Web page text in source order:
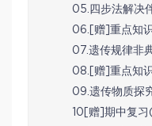
05.四步法解决
06.[赠]重点知
07.遗传规律非
08.[赠]重点知
09.遗传物质探
10[赠]期中复